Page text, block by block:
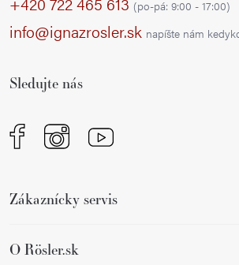
(po-pá: 9:00 - 17:00)
info@ignazrosler.sk napíšte nám
Sledujte nás
Zákaznícky servis
O Rösler.sk